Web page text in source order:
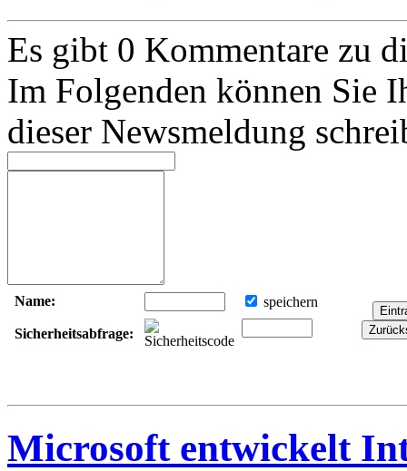
Es gibt 0 Kommentare zu
Im Folgenden können Sie
dieser Newsmeldung
Name: speichern
Sicherheitsabfrage:
Microsoft entwickelt